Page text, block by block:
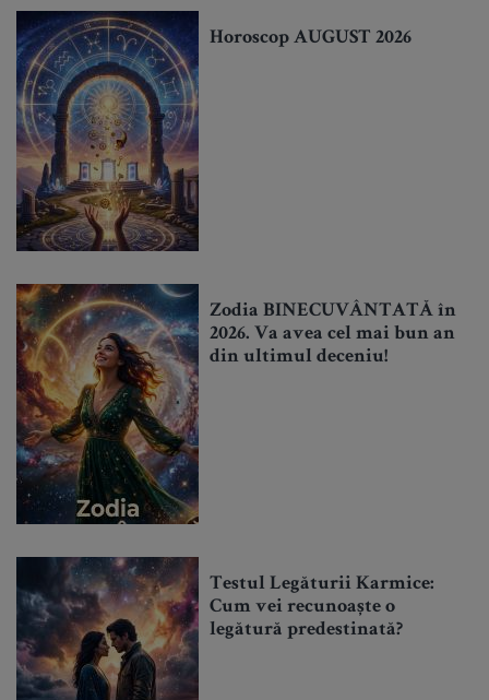
Horoscop AUGUST 2026
Zodia BINECUVÂNTATĂ în
2026. Va avea cel mai bun an
din ultimul deceniu!
Testul Legăturii Karmice:
Cum vei recunoaște o
legătură predestinată?